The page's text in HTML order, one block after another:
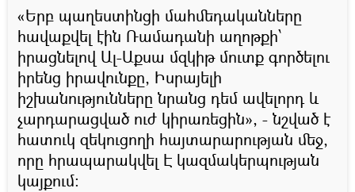
«Երբ պաղեստինցի մահմեդականները
հավաքվել էին Ռամադանի աղոթքի՝
իրացնելով Ալ-Աքսա մզկիթ մուտք գործելու
իրենց իրավունքը, Իսրայելի
իշխանությունները նրանց դեմ ավելորդ և
չարդարացված ուժ կիրառեցին», - նշված է
հատուկ զեկուցողի հայտարարության մեջ,
որը հրապարակվել Է կազմակերպության
կայքում: